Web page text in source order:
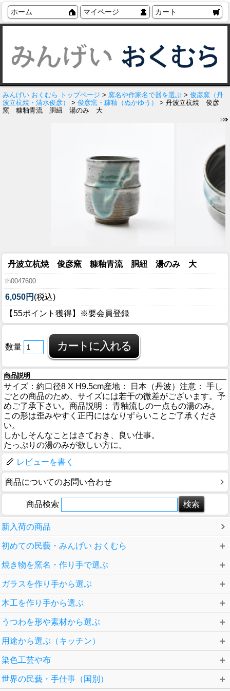
ホーム マイページ カート
みんげい おくむら トップページ > 窯名や作家名で器を選ぶ > 俊彦窯（丹
波立杭焼・清水俊彦）
> 俊彦窯・糠釉（ぬかゆう）
> 丹波立杭焼 俊彦
窯 糠釉青流 胴紐 湯のみ 大
丹波立杭焼 俊彦窯 糠釉青流 胴紐 湯のみ 大
th0047600
6,050円 (税込)
【55ポイント獲得】※要会員登録
数量
商品説明
サイズ：約口径8 X H9.5cm産地： 日本（丹波）注意： 手し
ごとの商品のため、サイズには若干の微差がございます。予
めご了承下さい。商品説明： 青釉流しの一点もの湯のみ。
この形は歪みやすく正円にはなりずらいことご了承くださ
い。
しかしそんなことはさておき、良い仕事。
たっぷりの湯のみが欲しい方に。
レビューを書く
商品についてのお問い合わせ
商品検索
新入荷の商品
初めての民藝・みんげい おくむら
焼き物を窯名・作り手で選ぶ
ガラスを作り手から選ぶ
木工を作り手から選ぶ
うつわを形や素材から選ぶ
用途から選ぶ（キッチン）
染色工芸や布
世界の民藝・手仕事（国別）